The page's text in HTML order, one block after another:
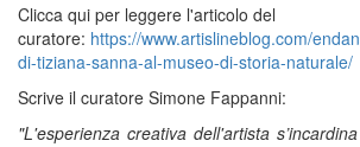
Clicca qui per leggere l'articolo del
curatore: https://www.artislineblog.com/
di-tiziana-sanna-al-museo-di-storia-naturale/
Scrive il curatore Simone Fappanni:
"L'esperienza creativa dell'artista